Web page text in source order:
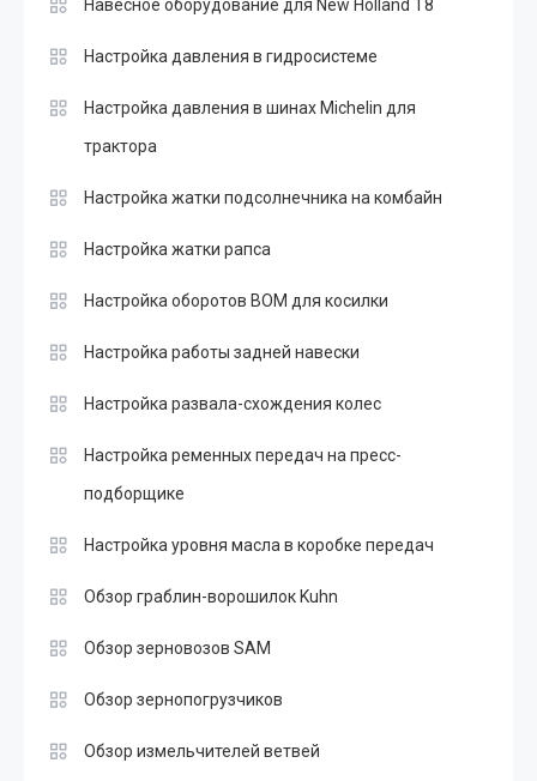
Навесное оборудование для New Holland T8
Настройка давления в гидросистеме
Настройка давления в шинах Michelin для
трактора
Настройка жатки подсолнечника на комбайн
Настройка жатки рапса
Настройка оборотов ВОМ для косилки
Настройка работы задней навески
Настройка развала-схождения колес
Настройка ременных передач на пресс-
подборщике
Настройка уровня масла в коробке передач
Обзор граблин-ворошилок Kuhn
Обзор зерновозов SAM
Обзор зернопогрузчиков
Обзор измельчителей ветвей